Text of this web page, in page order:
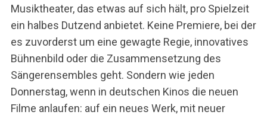
Musiktheater, das etwas auf sich hält, pro Spielzeit
ein halbes Dutzend anbietet. Keine Premiere, bei der
es zuvorderst um eine gewagte Regie, innovatives
Bühnenbild oder die Zusammensetzung des
Sängerensembles geht. Sondern wie jeden
Donnerstag, wenn in deutschen Kinos die neuen
Filme anlaufen: auf ein neues Werk, mit neuer